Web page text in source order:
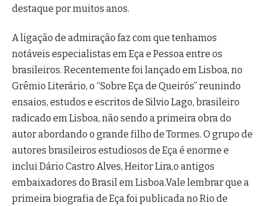
destaque por muitos anos.
A ligação de admiração faz com que tenhamos
notáveis especialistas em Eça e Pessoa entre os
brasileiros. Recentemente foi lançado em Lisboa, no
Grêmio Literário, o “Sobre Eça de Queirós” reunindo
ensaios, estudos e escritos de Silvio Lago, brasileiro
radicado em Lisboa, não sendo a primeira obra do
autor abordando o grande filho de Tormes. O grupo de
autores brasileiros estudiosos de Eça é enorme e
inclui Dário Castro Alves, Heitor Lira,o antigos
embaixadores do Brasil em Lisboa.Vale lembrar que a
primeira biografia de Eça foi publicada no Rio de